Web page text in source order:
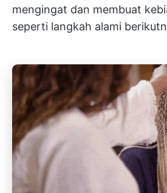
mengingat dan membuat
seperti langkah alami